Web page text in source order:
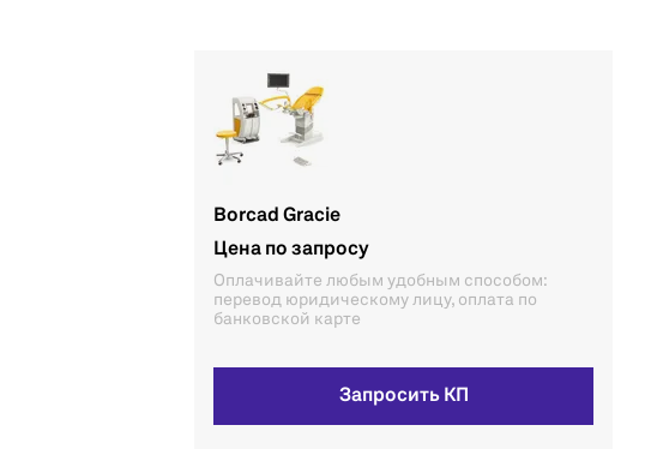
Borcad Gracie
Цена по запросу
Оплачивайте любым удобным способом:
перевод юридическому лицу, оплата по
банковской карте
Запросить КП